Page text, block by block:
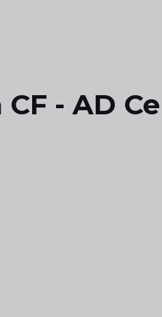
- AD